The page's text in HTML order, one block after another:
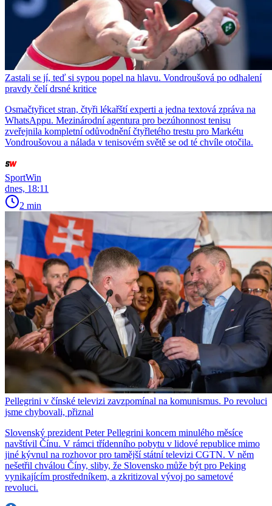
Zastali se jí, teď si sypou popel na hlavu. Vondroušová po odhalení
pravdy čelí drsné kritice
Osmačtyřicet stran, čtyři lékařští experti a jedna textová zpráva na
WhatsAppu. Mezinárodní agentura pro bezúhonnost tenisu
zveřejnila kompletní odůvodnění čtyřletého trestu pro Markétu
Vondroušovou a nálada v tenisovém světě se od té chvíle otočila.
SportWin
dnes, 18:11
2 min
Pellegrini v čínské televizi zavzpomínal na komunismus. Po revoluci
jsme chybovali, přiznal
Slovenský prezident Peter Pellegrini koncem minulého měsíce
navštívil Čínu. V rámci třídenního pobytu v lidové republice mimo
jiné kývnul na rozhovor pro tamější státní televizi CGTN. V něm
nešetřil chválou Číny, sliby, že Slovensko může být pro Peking
vynikajícím prostředníkem, a zkritizoval vývoj po sametové
revoluci.